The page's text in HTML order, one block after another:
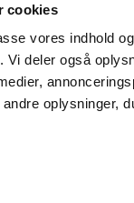
cookies
vores indhold
deler også
oplysninger,
og levering